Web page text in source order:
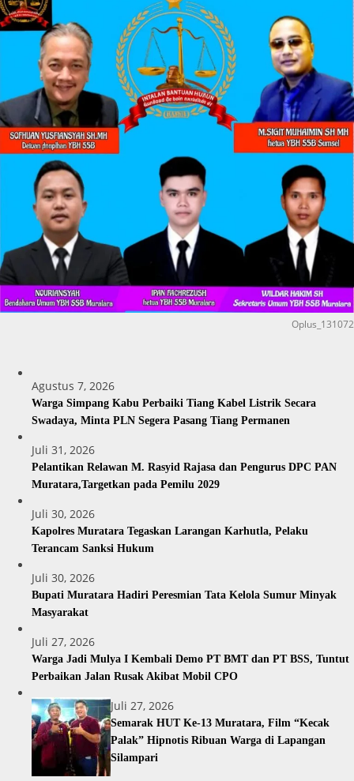
Oplus_131072
Agustus 7, 2026
Warga Simpang Kabu Perbaiki Tiang Kabel Listrik Secara
Swadaya, Minta PLN Segera Pasang Tiang Permanen
Juli 31, 2026
Pelantikan Relawan M. Rasyid Rajasa dan Pengurus DPC PAN
Muratara,Targetkan pada Pemilu 2029
Juli 30, 2026
Kapolres Muratara Tegaskan Larangan Karhutla, Pelaku
Terancam Sanksi Hukum
Juli 30, 2026
Bupati Muratara Hadiri Peresmian Tata Kelola Sumur Minyak
Masyarakat
Juli 27, 2026
Warga Jadi Mulya I Kembali Demo PT BMT dan PT BSS, Tuntut
Perbaikan Jalan Rusak Akibat Mobil CPO
Juli 27, 2026
Semarak HUT Ke-13 Muratara, Film “Kecak
Palak” Hipnotis Ribuan Warga di Lapangan
Silampari